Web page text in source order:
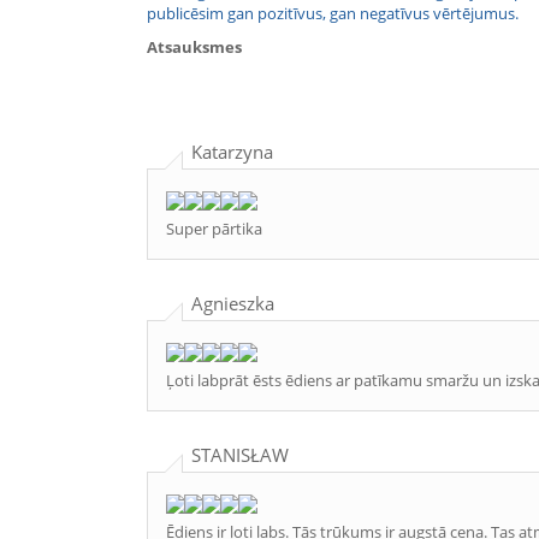
publicēsim gan pozitīvus, gan negatīvus vērtējumus.
Atsauksmes
Katarzyna
Super pārtika
Agnieszka
Ļoti labprāt ēsts ēdiens ar patīkamu smaržu un
STANISŁAW
Ēdiens ir ļoti labs. Tās trūkums ir augstā cena. Tas